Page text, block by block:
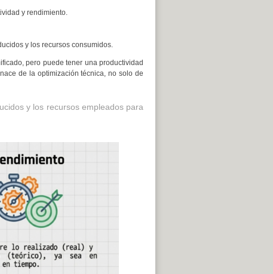
y rendimiento.
y los recursos consumidos.
pero puede tener una productividad
de la optimización técnica, no solo de
y los recursos empleados para